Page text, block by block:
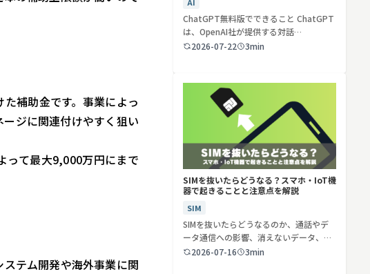
補助金です。事業によっ
ジに関連付けやすく狙い
って最大9,000万円にまで
テム開発や海外事業に関
ChatGPT無料版でできること ChatGPT
は、OpenAI社が提供する対話…
2026-07-22
3min
SIMを抜いたらどうなる？スマホ・IoT機
器で起きることと注意点を解説
SIM
SIMを抜いたらどうなるのか、通話やデ
ータ通信への影響、消えないデータ、解
約や端…
2026-07-16 3min